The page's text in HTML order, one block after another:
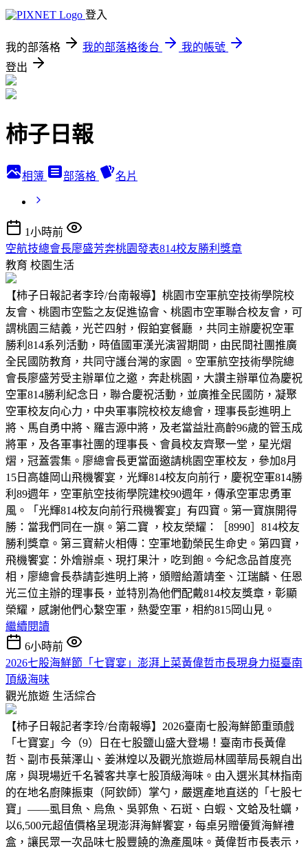
登入
我的部落格 我的部落格後台
我的帳號
登出
柿子日報
相簿 部落格 名片
1小時前
空航技總會長廖盛芳奔桃園發表814校友勝利獎章
教育 校園生活
【柿子日報記者李玲/台南報導】桃園市空軍航空技術學院校
友會、桃園市空監之友促進協會、桃園市空軍聯合校友會，可
謂桃園三結義，光芒四射，假鉑宴餐廳 ，共同主辦慶祝空軍
勝利814系列活動，時值國軍漢光演習期間，由民間社團推廣
全民國防教育，共同守護台灣的家園 。空軍航空技術學院總
會長廖盛芳受主辦單位之邀，奔赴桃園，大讚主辦單位為慶祝
空軍814勝利紀念日，聯合慶祝活動，並廣推全民國防，凝聚
空軍校友向心力，中央軍事院校校友總會，理事長彭進明上
將、馬自勇中將、羅吉源中將，及老當益壯高齡96歲的管玉成
將軍，及各軍事社團的理事長、會員校友齊聚一堂，星光熠
熠，冠蓋雲集。廖總會長更當面邀請桃園空軍校友，參加8月
15日高雄岡山飛機饗宴，光輝814校友向前行，慶祝空軍814勝
利89週年，空軍航空技術學院建校90週年，傳承空軍忠勇軍
風。「光輝814校友向前行飛機饗宴」有四寶。第一寶旗開得
勝：當我們同在一旗。第二寶 ，校友榮耀：［8990］814校友
勝利獎章。第三寶薪火相傳：空軍地勤榮民生命史。第四寶，
飛機饗宴：外燴辦桌、現打果汁，吃到飽。今紀念品首度亮
相，廖總會長恭請彭進明上將，頒贈給蕭靖奎、江瑞麟、任恩
光三位主辦的理事長，並特別為他們配戴814校友獎章，彰顯
榮耀，感謝他們心繫空軍，熱愛空軍，相約815岡山見。
繼續閱讀
6小時前
2026七股海鮮節「七寶宴」澎湃上菜黃偉哲市長現身力挺臺南
頂級海味
觀光旅遊 生活綜合
【柿子日報記者李玲/台南報導】2026臺南七股海鮮節重頭戲
「七寶宴」今（9）日在七股鹽山盛大登場！臺南市長黃偉
哲、副市長葉澤山、姜淋煌以及觀光旅遊局林國華局長親自出
席，與現場近千名饕客共享七股頂級海味。由入選米其林指南
的在地名廚陳振東（阿欽師）掌勺，嚴選產地直送的「七股七
寶」——虱目魚、烏魚、吳郭魚、石斑、白蝦、文蛤及牡蠣，
以6,500元超值價格呈現澎湃海鮮饗宴，每桌另贈優質海鮮禮
盒，讓民眾一次品味七股豐饒的漁產風味。黃偉哲市長表示，